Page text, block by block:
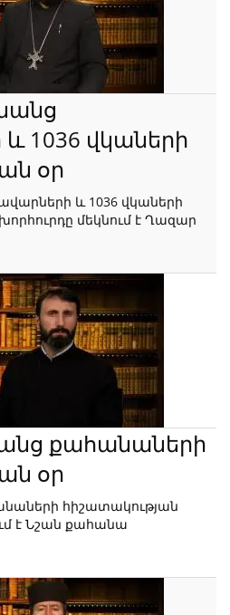
1036 վկաների
օր
և 1036 վկաների
մեկնում է Ղազար
քահանաների
օր
հիշատակության
է Նշան քահանա